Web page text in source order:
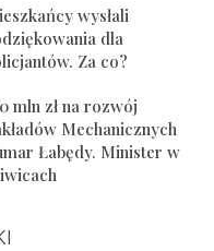
wysłali
dla
Za co?
mln zł na rozwój
Mechanicznych
Łabędy. Minister w